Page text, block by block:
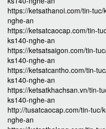
https://ketsathanoi.com/tin-
nghe-an
https://ketsatcaocap.com/tin-
ks140-nghe-an
https://ketsatsaigon.com/tin-
ks140-nghe-an
https://ketsatcantho.com/tin-
ks140-nghe-an
https://ketsatkhachsan.vn/tin-
ks140-nghe-an
http://tusatcaocap.com/tin-
nghe-an